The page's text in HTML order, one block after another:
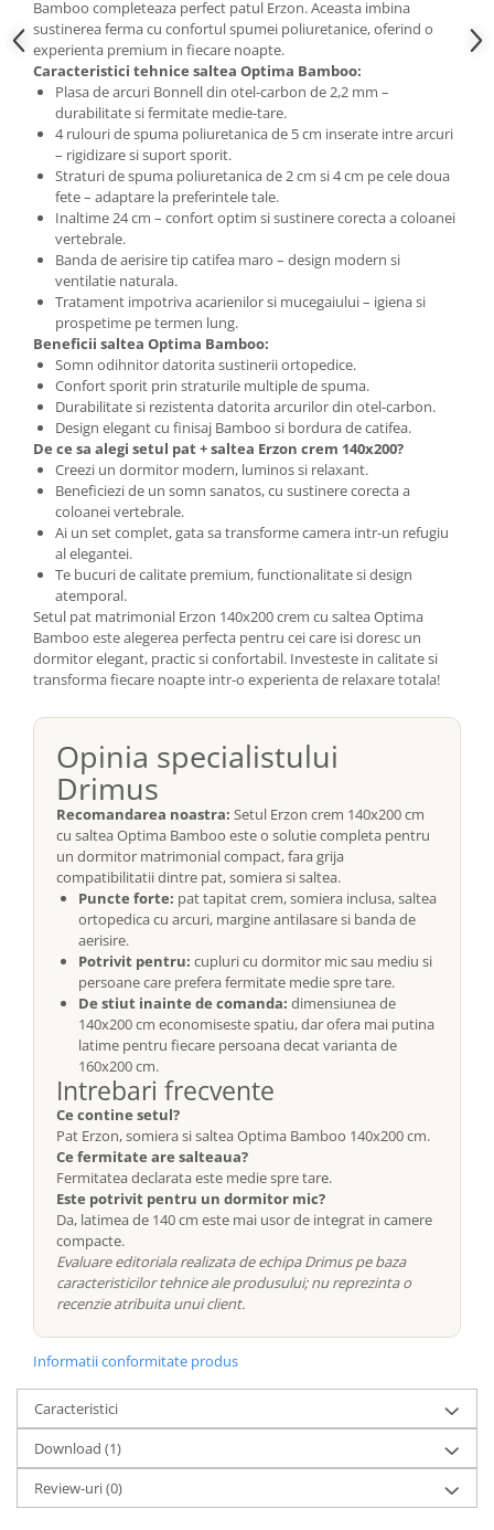
Bamboo completeaza perfect patul Erzon. Aceasta imbina
sustinerea ferma cu confortul spumei poliuretanice, oferind o
experienta premium in fiecare noapte.
Caracteristici tehnice saltea Optima Bamboo:
Plasa de arcuri Bonnell din otel-carbon de 2,2 mm –
durabilitate si fermitate medie-tare.
4 rulouri de spuma poliuretanica de 5 cm inserate intre arcuri
– rigidizare si suport sporit.
Straturi de spuma poliuretanica de 2 cm si 4 cm pe cele doua
fete – adaptare la preferintele tale.
Inaltime 24 cm – confort optim si sustinere corecta a coloanei
vertebrale.
Banda de aerisire tip catifea maro – design modern si
ventilatie naturala.
Tratament impotriva acarienilor si mucegaiului – igiena si
prospetime pe termen lung.
Beneficii saltea Optima Bamboo:
Somn odihnitor datorita sustinerii ortopedice.
Confort sporit prin straturile multiple de spuma.
Durabilitate si rezistenta datorita arcurilor din otel-carbon.
Design elegant cu finisaj Bamboo si bordura de catifea.
De ce sa alegi setul pat + saltea Erzon crem 140x200?
Creezi un dormitor modern, luminos si relaxant.
Beneficiezi de un somn sanatos, cu sustinere corecta a
coloanei vertebrale.
Ai un set complet, gata sa transforme camera intr-un refugiu
al elegantei.
Te bucuri de calitate premium, functionalitate si design
atemporal.
Setul pat matrimonial Erzon 140x200 crem cu saltea Optima
Bamboo este alegerea perfecta pentru cei care isi doresc un
dormitor elegant, practic si confortabil. Investeste in calitate si
transforma fiecare noapte intr-o experienta de relaxare totala!
Opinia specialistului
Drimus
Recomandarea noastra: Setul Erzon crem 140x200 cm
cu saltea Optima Bamboo este o solutie completa pentru
un dormitor matrimonial compact, fara grija
compatibilitatii dintre pat, somiera si saltea.
Puncte forte: pat tapitat crem, somiera inclusa, saltea
ortopedica cu arcuri, margine antilasare si banda de
aerisire.
Potrivit pentru: cupluri cu dormitor mic sau mediu si
persoane care prefera fermitate medie spre tare.
De stiut inainte de comanda: dimensiunea de
140x200 cm economiseste spatiu, dar ofera mai putina
latime pentru fiecare persoana decat varianta de
160x200 cm.
Intrebari frecvente
Ce contine setul?
Pat Erzon, somiera si saltea Optima Bamboo 140x200 cm.
Ce fermitate are salteaua?
Fermitatea declarata este medie spre tare.
Este potrivit pentru un dormitor mic?
Da, latimea de 140 cm este mai usor de integrat in camere
compacte.
Evaluare editoriala realizata de echipa Drimus pe baza
caracteristicilor tehnice ale produsului; nu reprezinta o
recenzie atribuita unui client.
Informatii conformitate produs
Caracteristici
Download (1)
Review-uri(0)